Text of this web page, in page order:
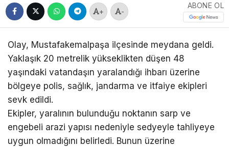
+ -
ABONE OL
Olay, Mustafakemalpaşa ilçesinde meydana geldi.
Yaklaşık 20 metrelik yükseklikten düşen 48
yaşındaki vatandaşın yaralandığı ihbarı üzerine
bölgeye polis, sağlık, jandarma ve itfaiye ekipleri
sevk edildi.
Ekipler, yaralının bulunduğu noktanın sarp ve
engebeli arazi yapısı nedeniyle sedyeyle tahliyeye
uygun olmadığını belirledi. Bunun üzerine